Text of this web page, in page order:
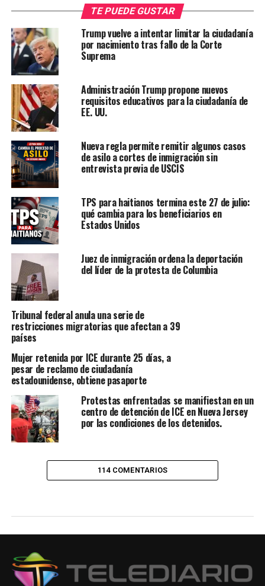
TE PUEDE GUSTAR
Trump vuelve a intentar limitar la ciudadanía
por nacimiento tras fallo de la Corte
Suprema
Administración Trump propone nuevos
requisitos educativos para la ciudadanía de
EE. UU.
Nueva regla permite remitir algunos casos
de asilo a cortes de inmigración sin
entrevista previa de USCIS
TPS para haitianos termina este 27 de julio:
qué cambia para los beneficiarios en
Estados Unidos
Juez de inmigración ordena la deportación
del líder de la protesta de Columbia
Tribunal federal anula una serie de
restricciones migratorias que afectan a 39
países
Mujer retenida por ICE durante 25 días, a
pesar de reclamo de ciudadanía
estadounidense, obtiene pasaporte
Protestas enfrentadas se manifiestan en un
centro de detención de ICE en Nueva Jersey
por las condiciones de los detenidos.
114 COMENTARIOS